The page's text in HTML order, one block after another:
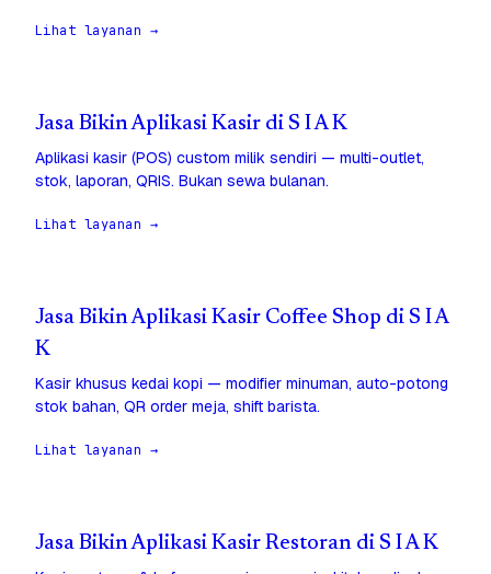
Lihat layanan →
Jasa Bikin Aplikasi Kasir di S I A K
Aplikasi kasir (POS) custom milik sendiri — multi-outlet,
stok, laporan, QRIS. Bukan sewa bulanan.
Lihat layanan →
Jasa Bikin Aplikasi Kasir Coffee Shop di S I A
K
Kasir khusus kedai kopi — modifier minuman, auto-potong
stok bahan, QR order meja, shift barista.
Lihat layanan →
Jasa Bikin Aplikasi Kasir Restoran di S I A K